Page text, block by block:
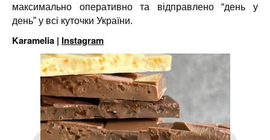
максимально оперативно та відправлено “день у
день” у всі куточки України.
Karamelia | Instagram